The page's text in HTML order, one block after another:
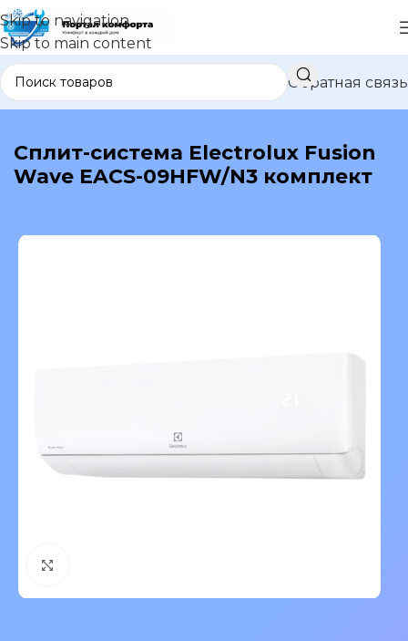
Skip to navigation
Skip to main content
Обратная связь
В каталог
Сплит-система Electrolux Fusion
Wave EACS-09HFW/N3 комплект